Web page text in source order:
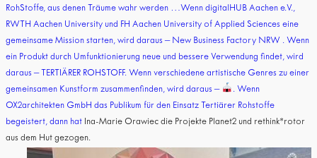
RohStoffe, aus denen Träume wahr werden …Wenn digitalHUB Aachen e.V.,
RWTH Aachen University und FH Aachen University of Applied Sciences eine
gemeinsame Mission starten, wird daraus – New Business Factory NRW . Wenn
ein Produkt durch Umfunktionierung neue und bessere Verwendung findet, wird
daraus – TERTIÄRER ROHSTOFF. Wenn verschie­dene artistische Genres zu einer
gemeinsamen Kunstform zusammenfinden, wird daraus –
. Wenn
OX2architekten GmbH das Publikum für den Einsatz Tertiärer Rohstoffe
begeistert, dann hat Ina-Marie Orawiec die Projekte Planet2 und rethink*rotor
aus dem Hut gezogen.